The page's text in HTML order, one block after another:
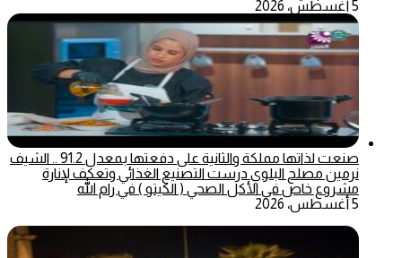
5 أغسطس، 2026
صنعت لذاتها مملكة والثانية على دفعتها بمعدل 91.2 .. الشيف
نرمين مصلح البلوي درست التصنيع الغذائي وتعكف لإنارة
مشروع خاص في الأكل الصحي ( الكيتو ) في رام الله
5 أغسطس، 2026